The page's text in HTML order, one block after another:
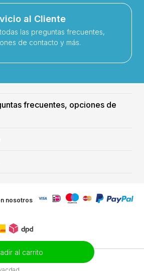
al carrito
al Cliente
las preguntas frecuentes,
de contacto y más.
frecuentes, opciones de
nosotros